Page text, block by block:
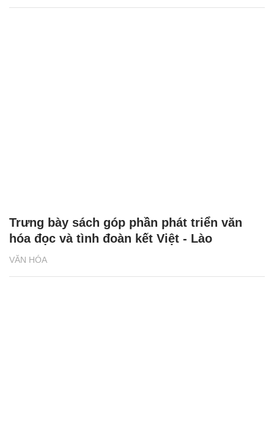
VĂN HÓA
Trưng bày sách góp phần phát triển văn
hóa đọc và tình đoàn kết Việt - Lào